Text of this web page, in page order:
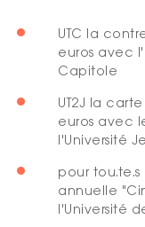
UTC la
euros avec
Capitole
UT2J la
euros avec
l'Université
pour
annuelle
l'Université